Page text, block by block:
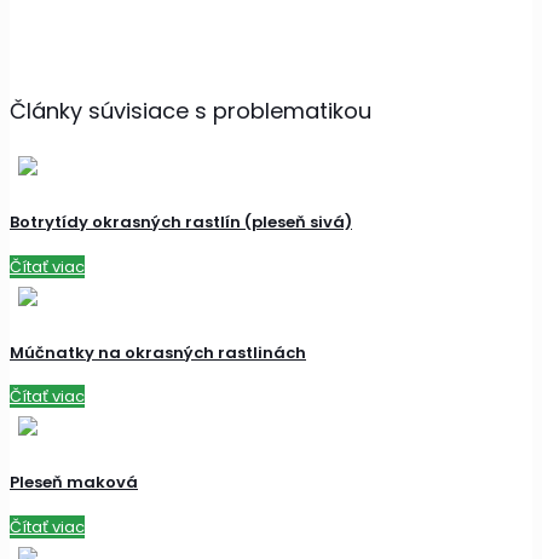
Články súvisiace s problematikou
Botrytídy okrasných rastlín (pleseň sivá)
Čítať viac
Múčnatky na okrasných rastlinách
Čítať viac
Pleseň maková
Čítať viac